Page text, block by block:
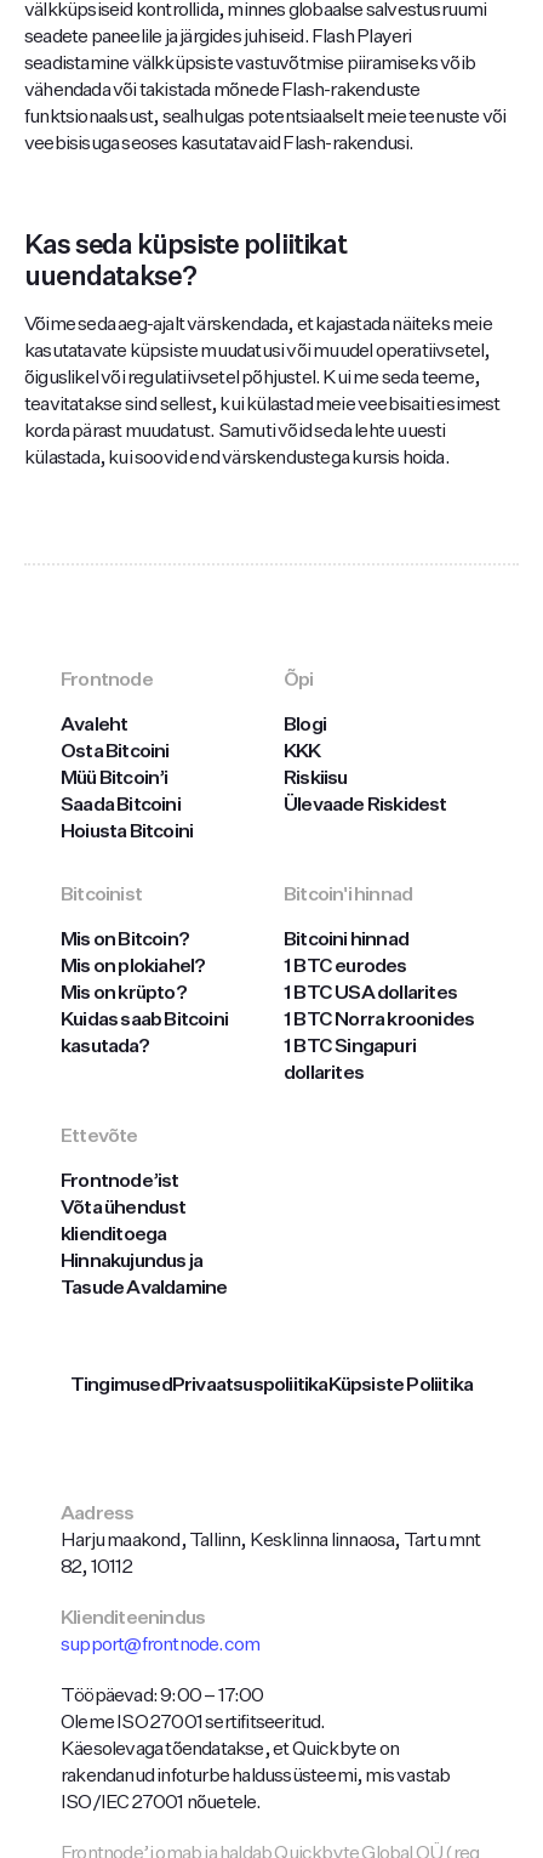
välkküpsiseid kontrollida, minnes globaalse salvestusruumi
seadete paneelile ja järgides juhiseid. Flash Playeri
seadistamine välkküpsiste vastuvõtmise piiramiseks võib
vähendada või takistada mõnede Flash-rakenduste
funktsionaalsust, sealhulgas potentsiaalselt meie teenuste või
veebisisuga seoses kasutatavaid Flash-rakendusi.
Kas seda küpsiste poliitikat
uuendatakse?
Võime seda aeg-ajalt värskendada, et kajastada näiteks meie
kasutatavate küpsiste muudatusi või muudel operatiivsetel,
õiguslikel või regulatiivsetel põhjustel. Kui me seda teeme,
teavitatakse sind sellest, kui külastad meie veebisaiti esimest
korda pärast muudatust. Samuti võid seda lehte uuesti
külastada, kui soovid end värskendustega kursis hoida.
Frontnode
Avaleht
Osta Bitcoini
Müü Bitcoin’i
Saada Bitcoini
Hoiusta Bitcoini
Õpi
Blogi
KKK
Riskiisu
Ülevaade Riskidest
Bitcoinist
Mis on Bitcoin?
Mis on plokiahel?
Mis on krüpto?
Kuidas saab Bitcoini
kasutada?
Bitcoin'i hinnad
Bitcoini hinnad
1 BTC eurodes
1 BTC USA dollarites
1 BTC Norra kroonides
1 BTC Singapuri
dollarites
Ettevõte
Frontnode’ist
Võta ühendust
klienditoega
Hinnakujundus ja
Tasude Avaldamine
Tingimused PrivaatsuspoliitikaKüpsiste Poliitika
Aadress
Harju maakond, Tallinn, Kesklinna linnaosa, Tartu mnt
82, 10112
Klienditeenindus
support@frontnode.com
Tööpäevad: 9:00 – 17:00
Oleme ISO 27001 sertifitseeritud.
Käesolevaga tõendatakse, et Quickbyte on
rakendanud infoturbe haldussüsteemi, mis vastab
ISO/IEC 27001 nõuetele.